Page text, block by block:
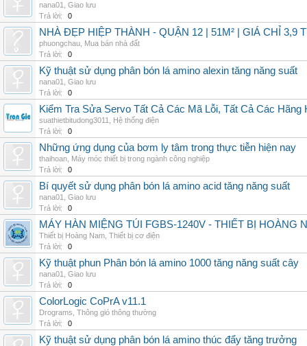
nana01
Giao lưu
Trả lời:
0
NHÀ ĐẸP HIỆP THÀNH - QUẬN 12 | 51M² | GIÁ CHỈ 3,9
phuongchau Mua bán nhà đất
Trả lời:
0
Kỹ thuật sử dụng phân bón lá amino alexin tăng năng suất
nana01
Giao lưu
Trả lời:
0
Kiểm Tra Sửa Servo Tất Cả Các Mã Lỗi, Tất Cả Các Hãng
suathietbitudong3011
Hệ thống điện
Trả lời:
0
Những ứng dụng của bơm ly tâm trong thực tiễn hiện nay
thaihoan Máy móc thiết bị trong ngành công nghiệp
Trả lời:
0
Bí quyết sử dụng phân bón lá amino acid tăng năng suất
nana01
Giao lưu
Trả lời:
0
MÁY HÀN MIỆNG TÚI FGBS-1240V - THIẾT BỊ HOÀNG
Thiết bị Hoàng Nam Thiết bị cơ điện
Trả lời:
0
Kỹ thuật phun Phân bón lá amino 1000 tăng năng suất cây
nana01
Giao lưu
Trả lời:
0
ColorLogic CoPrA v11.1
Drograms Thông gió thông thường
Trả lời:
0
Kỹ thuật sử dụng phân bón lá amino thúc đẩy tăng trưởng